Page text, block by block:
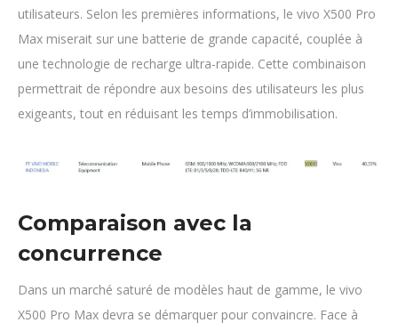
utilisateurs. Selon les premières informations, le vivo X500 Pro
Max miserait sur une batterie de grande capacité, couplée à
une technologie de recharge ultra-rapide. Cette combinaison
permettrait de répondre aux besoins des utilisateurs les plus
exigeants, tout en réduisant les temps d’immobilisation.
Comparaison avec la
concurrence
Dans un marché saturé de modèles haut de gamme, le vivo
X500 Pro Max devra se démarquer pour convaincre. Face à